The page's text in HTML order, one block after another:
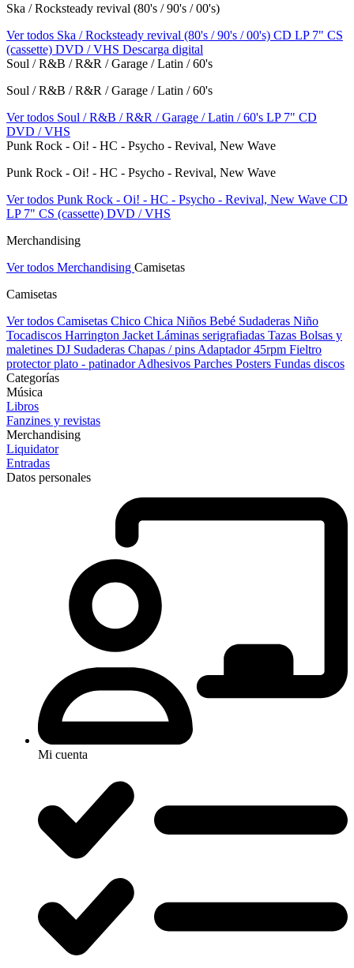
Ska / Rocksteady revival (80's / 90's / 00's)
Ver todos Ska / Rocksteady revival (80's / 90's / 00's) CD LP 7" CS
(cassette) DVD / VHS Descarga digital
Soul / R&B / R&R / Garage / Latin / 60's
Soul / R&B / R&R / Garage / Latin / 60's
Ver todos Soul / R&B / R&R / Garage / Latin / 60's LP 7" CD
DVD / VHS
Punk Rock - Oi! - HC - Psycho - Revival, New Wave
Punk Rock - Oi! - HC - Psycho - Revival, New Wave
Ver todos Punk Rock - Oi! - HC - Psycho - Revival, New Wave CD
LP 7" CS (cassette) DVD / VHS
Merchandising
Ver todos Merchandising Camisetas
Camisetas
Ver todos Camisetas Chico Chica Niños Bebé Sudaderas Niño
Tocadiscos Harrington Jacket Láminas serigrafiadas Tazas Bolsas y
maletines DJ Sudaderas Chapas / pins Adaptador 45rpm Fieltro
protector plato - patinadorAdhesivos Parches Posters Fundas discos
Categorías
Música
Libros
Fanzines y revistas
Merchandising
Liquidator
Entradas
Datos personales
Mi cuenta